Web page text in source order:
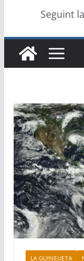
Seguint
LA GUINEUETA